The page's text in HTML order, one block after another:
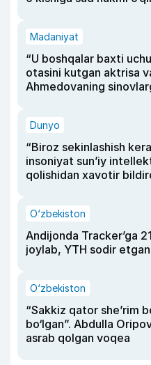
Madaniyat
“U boshqalar baxti
otasini kutgan aktrisa
Ahmedovaning
Dunyo
“Biroz sekinlashish
insoniyat sun’iy
qolishidan xavotir
O‘zbekiston
Andijonda Tracker’ga
joylab, YTH sodir
O‘zbekiston
“Sakkiz qator she’rim
bo‘lgan”. Abdulla
asrab qolgan voqea